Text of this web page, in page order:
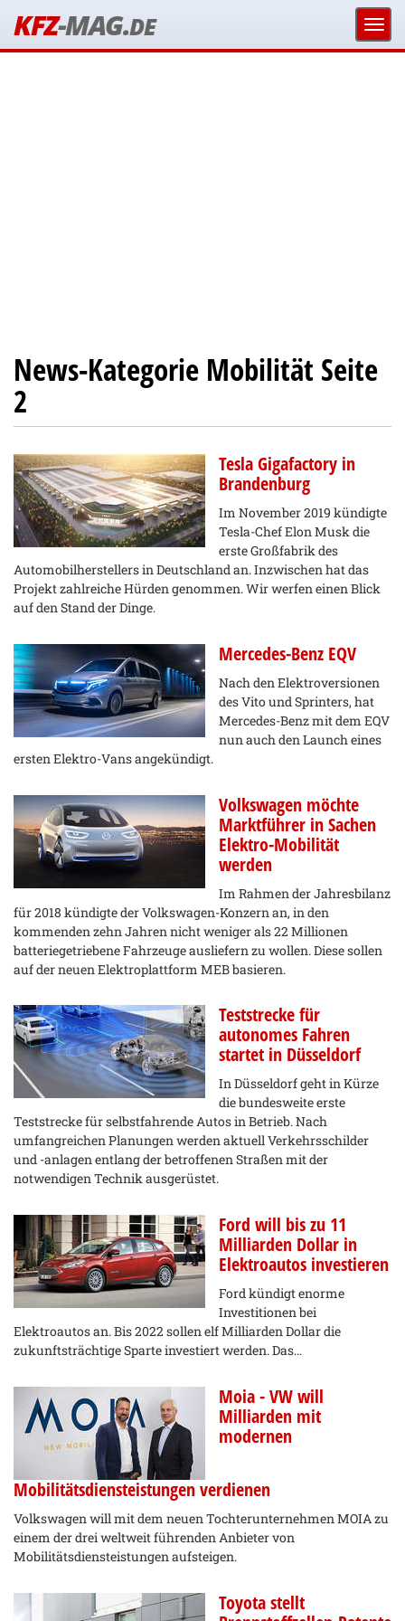
KFZ-MAG.DE
News-Kategorie Mobilität Seite
2
Tesla Gigafactory in
Brandenburg
Im November 2019 kündigte
Tesla-Chef Elon Musk die
erste Großfabrik des
Automobilherstellers in Deutschland an. Inzwischen hat das
Projekt zahlreiche Hürden genommen. Wir werfen einen Blick
auf den Stand der Dinge.
Mercedes-Benz EQV
Nach den Elektroversionen
des Vito und Sprinters, hat
Mercedes-Benz mit dem EQV
nun auch den Launch eines
ersten Elektro-Vans angekündigt.
Volkswagen möchte
Marktführer in Sachen
Elektro-Mobilität
werden
Im Rahmen der Jahresbilanz
für 2018 kündigte der Volkswagen-Konzern an, in den
kommenden zehn Jahren nicht weniger als 22 Millionen
batteriegetriebene Fahrzeuge ausliefern zu wollen. Diese sollen
auf der neuen Elektroplattform MEB basieren.
Teststrecke für
autonomes Fahren
startet in Düsseldorf
In Düsseldorf geht in Kürze
die bundesweite erste
Teststrecke für selbstfahrende Autos in Betrieb. Nach
umfangreichen Planungen werden aktuell Verkehrsschilder
und -anlagen entlang der betroffenen Straßen mit der
notwendigen Technik ausgerüstet.
Ford will bis zu 11
Milliarden Dollar in
Elektroautos investieren
Ford kündigt enorme
Investitionen bei
Elektroautos an. Bis 2022 sollen elf Milliarden Dollar die
zukunftsträchtige Sparte investiert werden. Das…
Moia - VW will
Milliarden mit
modernen
Mobilitätsdiensteistungen verdienen
Volkswagen will mit dem neuen Tochterunternehmen MOIA zu
einem der drei weltweit führenden Anbieter von
Mobilitätsdiensteistungen aufsteigen.
Toyota stellt